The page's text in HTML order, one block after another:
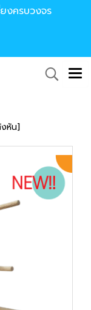
งครบวงจร
หัน]